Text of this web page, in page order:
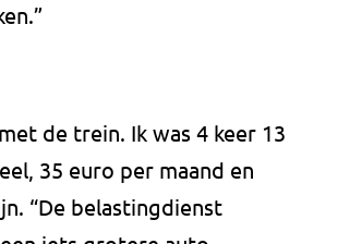
de trein. Ik was 4 keer 13
35 euro per maand en
“De belastingdienst